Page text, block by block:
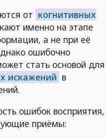
от когнитивных
именно на этапе
а не при её
ошибочно
стать основой для
искажений в
ошибок восприятия,
приёмы: